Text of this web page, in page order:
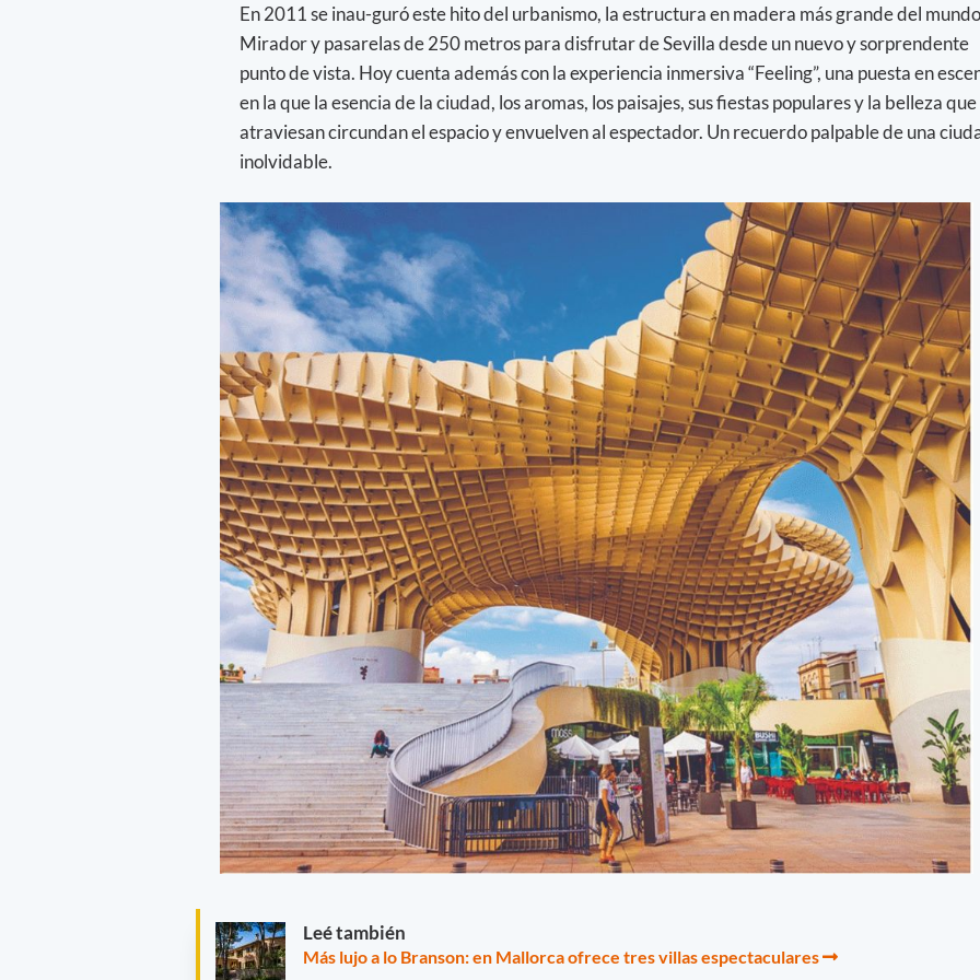
En 2011 se inau-guró este hito del urbanismo, la estructura en madera más grande del
Mirador y pasarelas de 250 metros para disfrutar de Sevilla desde un nuevo y sorprendente
punto de vista. Hoy cuenta además con la experiencia inmersiva “Feeling”, una puesta en
en la que la esencia de la ciudad, los aromas, los paisajes, sus fiestas populares y la belleza que
atraviesan circundan el espacio y envuelven al espectador. Un recuerdo palpable de una
inolvidable.
Leé también
Más lujo a lo Branson: en Mallorca ofrece tres villas espectaculares